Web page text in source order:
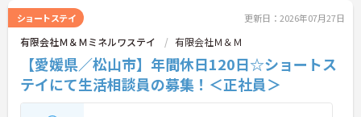
ショートステイ 更新日：2026年07月27日
有限会社Ｍ＆Ｍミネルワステイ 有限会社Ｍ＆Ｍ
【愛媛県／松山市】年間休日120日☆ショートス
テイにて生活相談員の募集！＜正社員＞